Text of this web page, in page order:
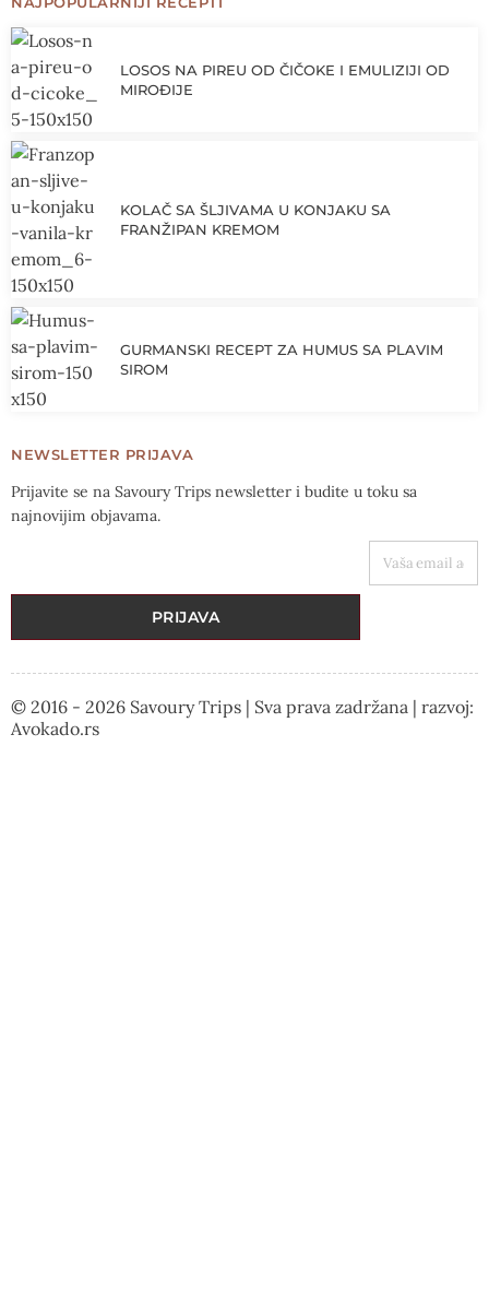
LOSOS NA PIREU OD ČIČOKE I EMULIZIJI OD
MIROĐIJE
KOLAČ SA ŠLJIVAMA U KONJAKU SA
FRANŽIPAN KREMOM
GURMANSKI RECEPT ZA HUMUS SA PLAVIM
SIROM
NEWSLETTER PRIJAVA
Prijavite se na Savoury Trips newsletter i budite u toku sa
najnovijim objavama.
PRIJAVA
© 2016 - 2026 Savoury Trips | Sva prava zadržana | razvoj:
Avokado.rs